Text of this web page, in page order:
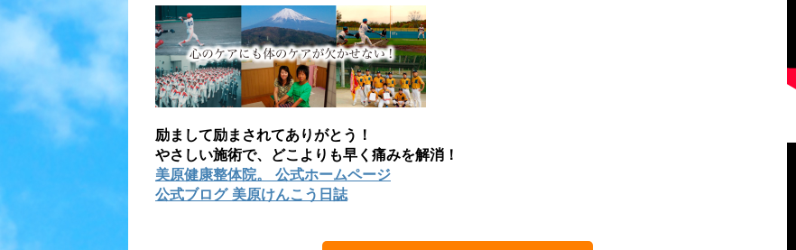
励まして励まされてありがとう！
やさしい施術で、どこよりも早く痛みを解消！
美原健康整体院。 公式ホームページ
公式ブログ 美原けんこう日誌